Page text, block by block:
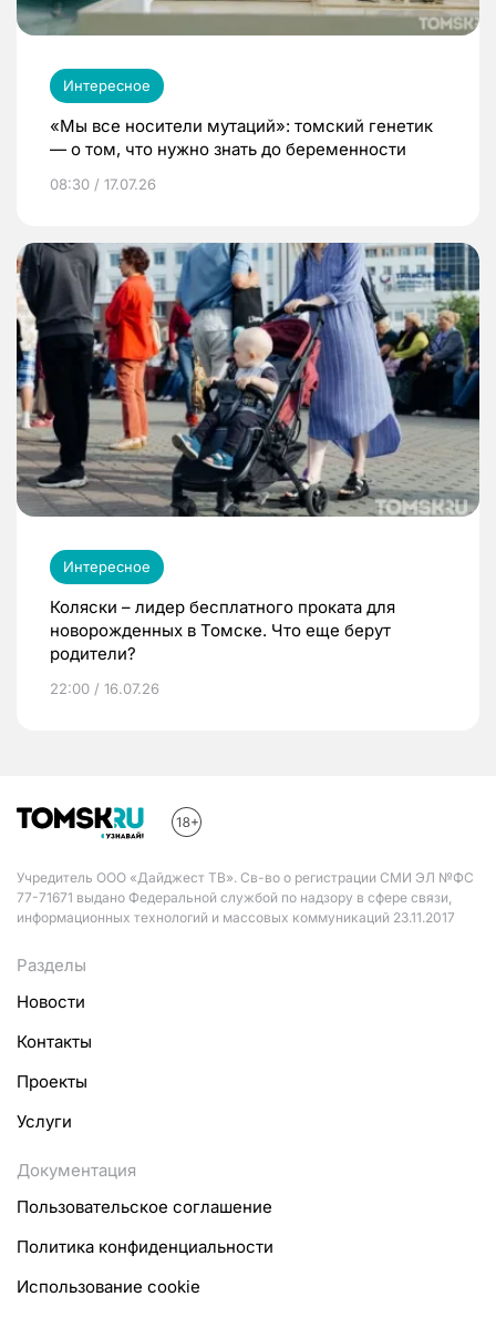
Интересное
«Мы все носители мутаций»: томский генетик
— о том, что нужно знать до беременности
08:30 / 17.07.26
Интересное
Коляски – лидер бесплатного проката для
новорожденных в Томске. Что еще берут
родители?
22:00 / 16.07.26
Учредитель ООО «Дайджест ТВ». Св-во о регистрации СМИ ЭЛ №ФС
77-71671 выдано Федеральной службой по надзору в сфере связи,
информационных технологий и массовых коммуникаций 23.11.2017
Разделы
Новости
Контакты
Проекты
Услуги
Документация
Пользовательское соглашение
Политика конфиденциальности
Использование cookie